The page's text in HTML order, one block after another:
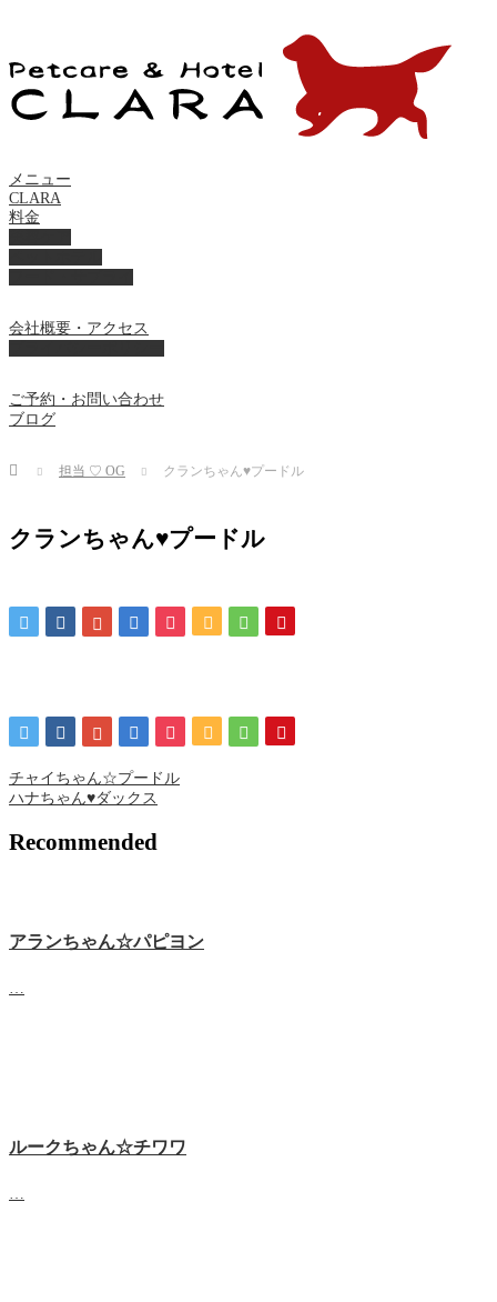
メニュー
CLARA
料金
会社概要・アクセス
ご予約・お問い合わせ
ブログ
Home 担当 ♡ OG クランちゃん♥プードル
クランちゃん♥プードル
チャイちゃん☆プードル
ハナちゃん♥ダックス
Recommended
アランちゃん☆パピヨン
ルークちゃん☆チワワ